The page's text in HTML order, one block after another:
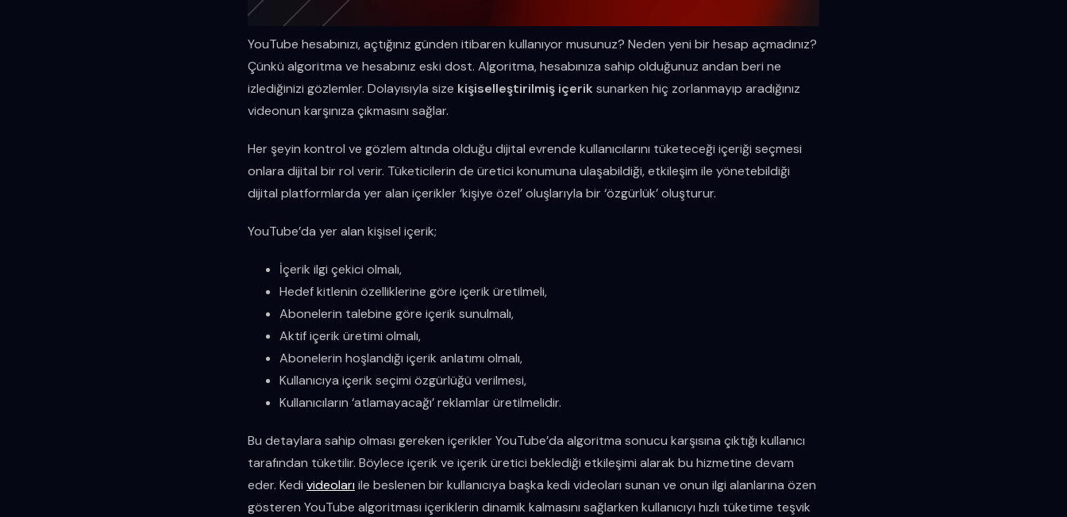
YouTube hesabınızı, açtığınız günden itibaren kullanıyor musunuz? Neden yeni bir hesap açmadınız?
Çünkü algoritma ve hesabınız eski dost. Algoritma, hesabınıza sahip olduğunuz andan beri ne
izlediğinizi gözlemler. Dolayısıyla size kişiselleştirilmiş içeriksunarken hiç zorlanmayıp aradığınız
videonun karşınıza çıkmasını sağlar.
Her şeyin kontrol ve gözlem altında olduğu dijital evrende kullanıcılarını tüketeceği içeriği seçmesi
onlara dijital bir rol verir. Tüketicilerin de üretici konumuna ulaşabildiği, etkileşim ile yönetebildiği
dijital platformlarda yer alan içerikler ‘kişiye özel’ oluşlarıyla bir ‘özgürlük’ oluşturur.
YouTube’da yer alan kişisel içerik;
İçerik ilgi çekici olmalı,
Hedef kitlenin özelliklerine göre içerik üretilmeli,
Abonelerin talebine göre içerik sunulmalı,
Aktif içerik üretimi olmalı,
Abonelerin hoşlandığı içerik anlatımı olmalı,
Kullanıcıya içerik seçimi özgürlüğü verilmesi,
Kullanıcıların ‘atlamayacağı’ reklamlar üretilmelidir.
Bu detaylara sahip olması gereken içerikler YouTube’da algoritma sonucu karşısına çıktığı kullanıcı
tarafından tüketilir. Böylece içerik ve içerik üretici beklediği etkileşimi alarak bu hizmetine devam
eder. Kedi videoları ile beslenen bir kullanıcıya başka kedi videoları sunan ve onun ilgi alanlarına özen
gösteren YouTube algoritması içeriklerin dinamik kalmasını sağlarken kullanıcıyı hızlı tüketime teşvik